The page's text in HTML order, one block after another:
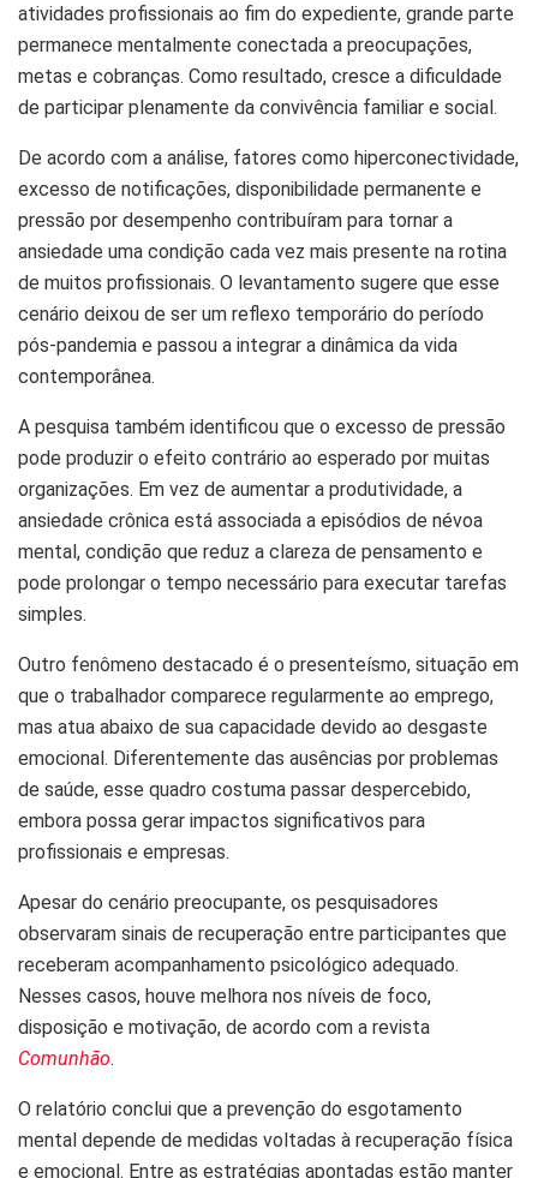
atividades profissionais ao fim do expediente, grande parte
permanece mentalmente conectada a preocupações,
metas e cobranças. Como resultado, cresce a dificuldade
de participar plenamente da convivência familiar e social.
De acordo com a análise, fatores como hiperconectividade,
excesso de notificações, disponibilidade permanente e
pressão por desempenho contribuíram para tornar a
ansiedade uma condição cada vez mais presente na rotina
de muitos profissionais. O levantamento sugere que esse
cenário deixou de ser um reflexo temporário do período
pós-pandemia e passou a integrar a dinâmica da vida
contemporânea.
A pesquisa também identificou que o excesso de pressão
pode produzir o efeito contrário ao esperado por muitas
organizações. Em vez de aumentar a produtividade, a
ansiedade crônica está associada a episódios de névoa
mental, condição que reduz a clareza de pensamento e
pode prolongar o tempo necessário para executar tarefas
simples.
Outro fenômeno destacado é o presenteísmo, situação em
que o trabalhador comparece regularmente ao emprego,
mas atua abaixo de sua capacidade devido ao desgaste
emocional. Diferentemente das ausências por problemas
de saúde, esse quadro costuma passar despercebido,
embora possa gerar impactos significativos para
profissionais e empresas.
Apesar do cenário preocupante, os pesquisadores
observaram sinais de recuperação entre participantes que
receberam acompanhamento psicológico adequado.
Nesses casos, houve melhora nos níveis de foco,
disposição e motivação, de acordo com a revista
Comunhão.
O relatório conclui que a prevenção do esgotamento
mental depende de medidas voltadas à recuperação física
e emocional. Entre as estratégias apontadas estão manter